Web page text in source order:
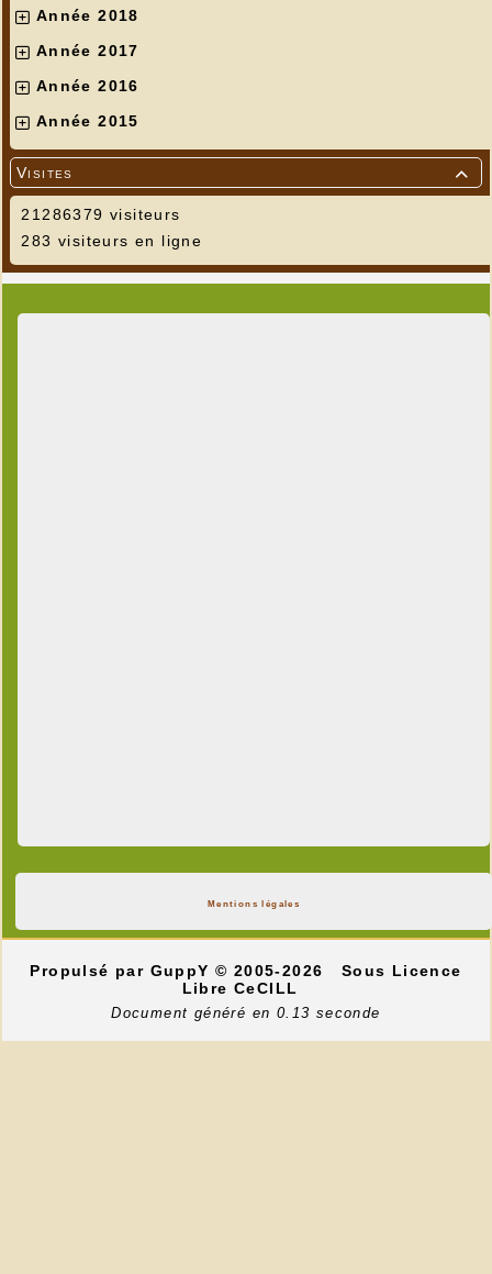
Année 2018
Année 2017
Année 2016
Année 2015

Visites
21286379 visiteurs
283 visiteurs en ligne
Mentions légales
Propulsé par GuppY© 2005-2026
Sous Licence
Libre CeCILL
Document généré en 0.13 seconde